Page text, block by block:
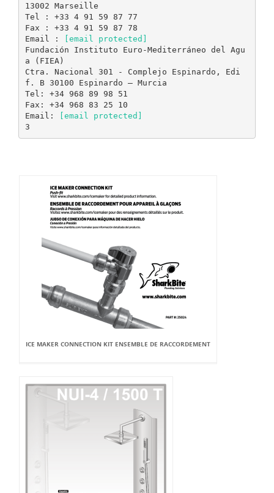
13002 Marseille
Tel : +33 4 91 59 87 77
Fax : +33 4 91 59 87 78
Email :
[email protected]
Fundación Instituto Euro-Mediterráneo del Agu
a (FIEA)
Ctra. Nacional 301 - Complejo Espinardo, Edi
f. B 30100 Espinardo – Murcia
Tel: +34 968 89 98 51
Fax: +34 968 83 25 10
Email:
[email protected]
ICE MAKER CONNECTION KIT ENSEMBLE DE RACCORDEMENT